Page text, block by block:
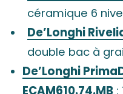
céramique 6
De’Longhi
double bac à
De’Longhi
ECAM610.74.MB :